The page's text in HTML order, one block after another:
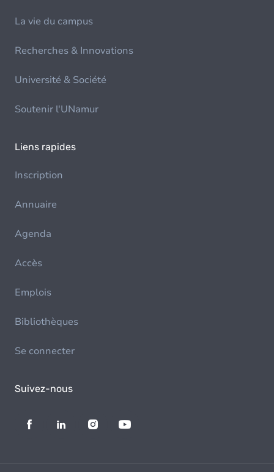
La vie du campus
Recherches & Innovations
Université & Société
Soutenir l'UNamur
Liens rapides
Inscription
Annuaire
Agenda
Accès
Emplois
Bibliothèques
Se connecter
Suivez-nous